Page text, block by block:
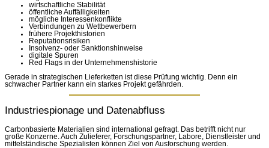
wirtschaftliche Stabilität
öffentliche Auffälligkeiten
mögliche Interessenkonflikte
Verbindungen zu Wettbewerbern
frühere Projekthistorien
Reputationsrisiken
Insolvenz- oder Sanktionshinweise
digitale Spuren
Red Flags in der Unternehmenshistorie
Gerade in strategischen Lieferketten ist diese Prüfung wichtig. Denn ein
schwacher Partner kann ein starkes Projekt gefährden.
Industriespionage und Datenabfluss
Carbonbasierte Materialien sind international gefragt. Das betrifft nicht nur
große Konzerne. Auch Zulieferer, Forschungspartner, Labore, Dienstleister und
mittelständische Spezialisten können Ziel von Ausforschung werden.